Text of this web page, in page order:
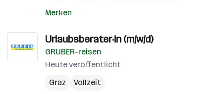
Merken
Urlaubsberater·in (m/w/d)
GRUBER-reisen
Heute veröffentlicht
Graz
Vollzeit